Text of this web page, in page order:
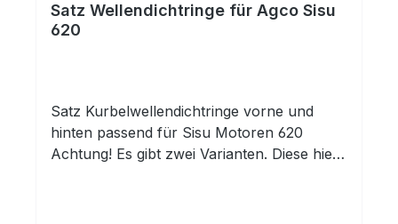
Satz Wellendichtringe für Agco Sisu
620
Satz Kurbelwellendichtringe vorne und
hinten passend für Sisu Motoren 620
Achtung! Es gibt zwei Varianten. Diese hier